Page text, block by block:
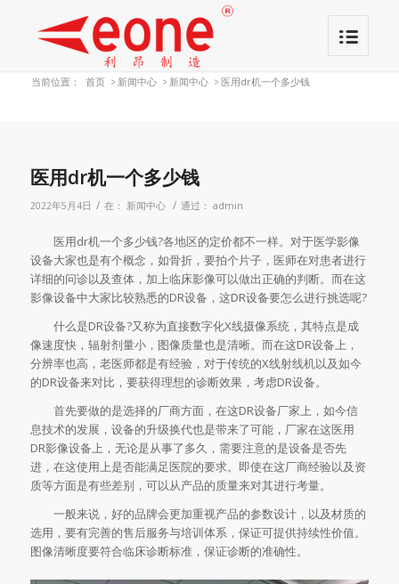
当前位置： 首页 > 新闻中心 > 新闻中心 > 医用dr机一个多少钱
医用dr机一个多少钱
2022年5月4日 / 在： 新闻中心 / 通过： admin
医用dr机一个多少钱?各地区的定价都不一样。对于医学影像
设备大家也是有个概念，如骨折，要拍个片子，医师在对患者进行
详细的问诊以及查体，加上临床影像可以做出正确的判断。而在这
影像设备中大家比较熟悉的DR设备，这DR设备要怎么进行挑选呢?
什么是DR设备?又称为直接数字化X线摄像系统，其特点是成
像速度快，辐射剂量小，图像质量也是清晰。而在这DR设备上，
分辨率也高，老医师都是有经验，对于传统的X线射线机以及如今
的DR设备来对比，要获得理想的诊断效果，考虑DR设备。
首先要做的是选择的厂商方面，在这DR设备厂家上，如今信
息技术的发展，设备的升级换代也是带来了可能，厂家在这医用
DR影像设备上，无论是从事了多久，需要注意的是设备是否先
进，在这使用上是否能满足医院的要求。即使在这厂商经验以及资
质等方面是有些差别，可以从产品的质量来对其进行考量。
一般来说，好的品牌会更加重视产品的参数设计，以及材质的
选用，要有完善的售后服务与培训体系，保证可提供持续性价值。
图像清晰度要符合临床诊断标准，保证诊断的准确性。